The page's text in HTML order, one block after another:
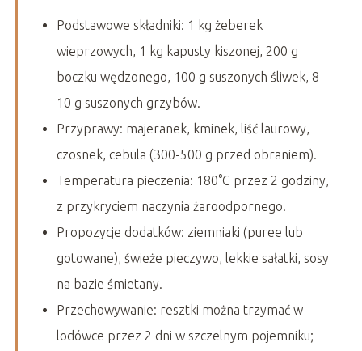
Podstawowe składniki: 1 kg żeberek
wieprzowych, 1 kg kapusty kiszonej, 200 g
boczku wędzonego, 100 g suszonych śliwek, 8-
10 g suszonych grzybów.
Przyprawy: majeranek, kminek, liść laurowy,
czosnek, cebula (300-500 g przed obraniem).
Temperatura pieczenia: 180°C przez 2 godziny,
z przykryciem naczynia żaroodpornego.
Propozycje dodatków: ziemniaki (puree lub
gotowane), świeże pieczywo, lekkie sałatki, sosy
na bazie śmietany.
Przechowywanie: resztki można trzymać w
lodówce przez 2 dni w szczelnym pojemniku;